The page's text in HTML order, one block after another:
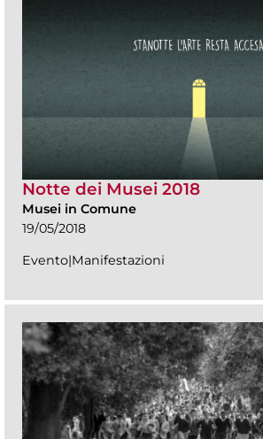
Notte dei Musei 2018
Musei in Comune
19/05/2018
Evento|Manifestazioni